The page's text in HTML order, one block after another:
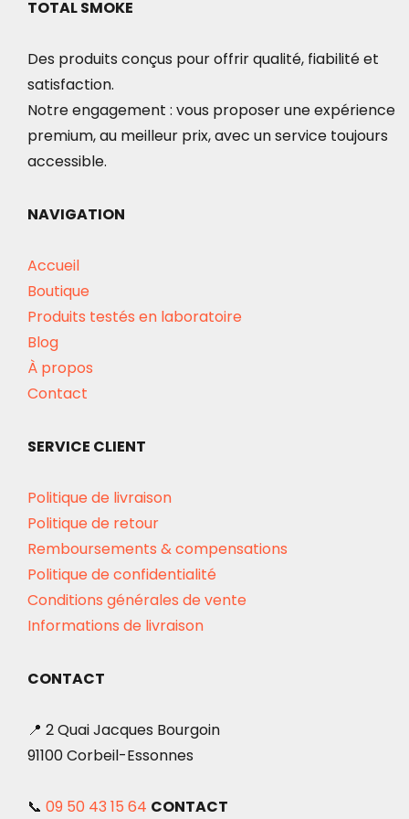
TOTAL SMOKE
Des produits conçus pour offrir qualité, fiabilité et
satisfaction.
Notre engagement : vous proposer une expérience
premium, au meilleur prix, avec un service toujours
accessible.
NAVIGATION
Accueil
Boutique
Produits testés en laboratoire
Blog
À propos
Contact
SERVICE CLIENT
Politique de livraison
Politique de retour
Remboursements & compensations
Politique de confidentialité
Conditions générales de vente
Informations de livraison
CONTACT
📍 2 Quai Jacques Bourgoin
91100 Corbeil-Essonnes
📞 09 50 43 15 64 CONTACT